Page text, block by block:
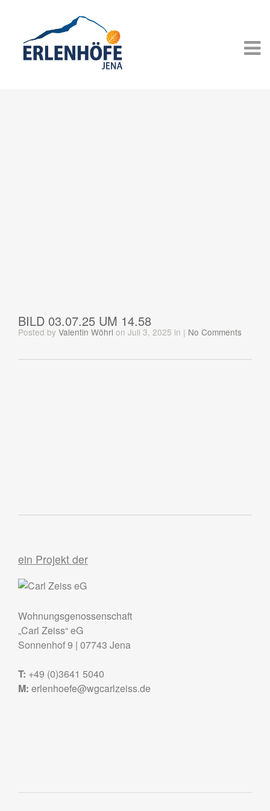
BILD 03.07.25 UM 14.58
Posted by Valentin Wöhrl on Juli 3, 2025 in | No Comments
ein Projekt der
Wohnungsgenossenschaft
„Carl Zeiss“ eG
Sonnenhof 9 | 07743 Jena
T: +49 (0)3641 5040
M: erlenhoefe@wgcarlzeiss.de